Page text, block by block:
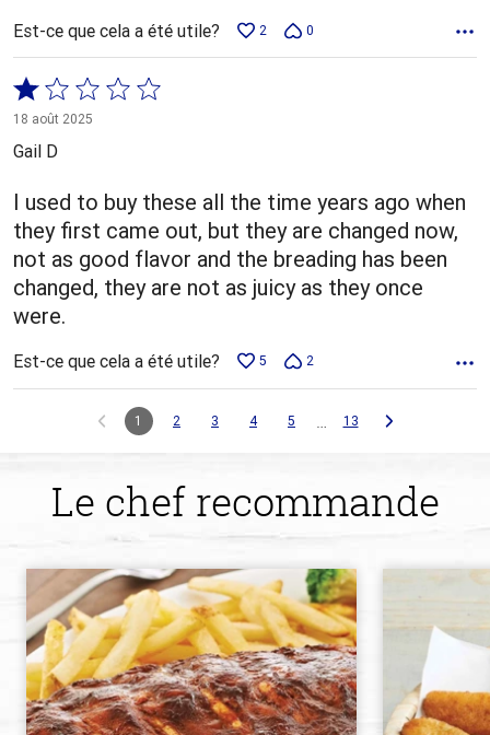
Est-ce que cela a été utile? 2 0
Coté
1 sur
5
18 août 2025
Gail D
I used to buy these all the time years ago when
they first came out, but they are changed now,
not as good flavor and the breading has been
changed, they are not as juicy as they once
were.
Est-ce que cela a été utile? 5 2
1 2 3 4 5 … 13
Le chef recommande